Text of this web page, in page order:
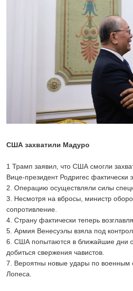
США захватили Мадуро
1 Трамп заявил, что США смогли
Вице-президент Родригес фактически
2. Операцию осуществляли силы
3. Несмотря на вбросы, министр
сопротивление.
4. Страну фактически теперь
5. Армия Венесуэлы взяла под
6. США попытаются в ближайшие дни
добиться свержения чавистов.
7. Вероятны новые удары по военным
Лопеса.